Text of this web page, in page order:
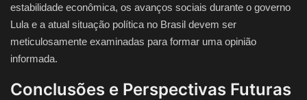
estabilidade econômica, os avanços sociais durante o governo
Lula e a atual situação política no Brasil devem ser
meticulosamente examinadas para formar uma opinião
informada.
Conclusões e Perspectivas Futuras